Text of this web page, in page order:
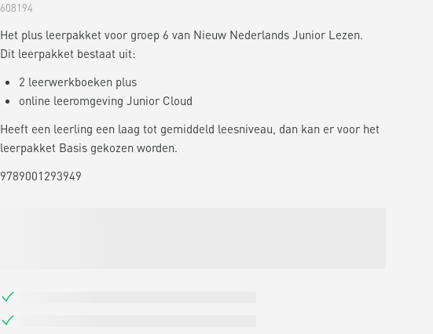
608194
Het plus leerpakket voor groep 6 van Nieuw Nederlands Junior Lezen.
Dit leerpakket bestaat uit:
2 leerwerkboeken plus
online leeromgeving Junior Cloud
Heeft een leerling een laag tot gemiddeld leesniveau, dan kan er voor het
leerpakket Basis gekozen worden.
9789001293949